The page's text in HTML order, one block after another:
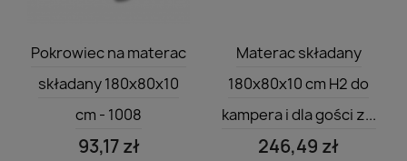
 Szybki podgląd
Pokrowiec na materac
składany 180x80x10
cm - 1008
93,17 zł
 Szybki podgląd
Materac składany
180x80x10 cm H2 do
kampera i dla gości z...
246,49 zł